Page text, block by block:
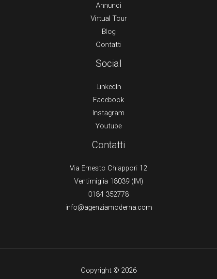
Annunci
Virtual Tour
Blog
Contatti
Social
LinkedIn
Facebook
Instagram
Youtube
Contatti
Via Ernesto Chiappori 12
Ventimiglia 18039 (IM)
0184 352778
info@agenziamoderna.com
Copyright © 2026